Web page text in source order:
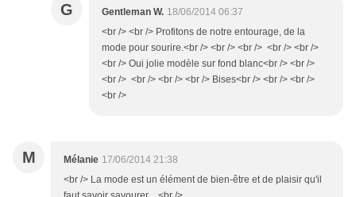
G Gentleman W. 18/06/2014 06:37
<br /> <br /> Profitons de notre entourage, de la
mode pour sourire.<br /> <br /> <br /> <br /> <br />
<br /> Oui jolie modèle sur fond blanc<br /> <br />
<br /> <br /> <br /> <br /> Bises<br /> <br /> <br />
<br />
M Mélanie 17/06/2014 21:38
<br /> La mode est un élément de bien-être et de plaisir qu'il